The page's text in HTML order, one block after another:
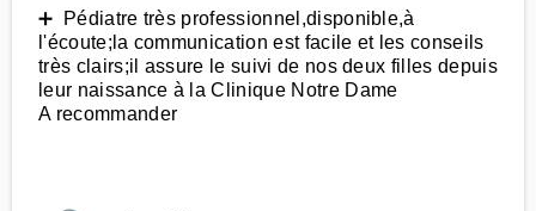
➕ Pédiatre très professionnel,disponible,à
l'écoute;la communication est facile et les conseils
très clairs;il assure le suivi de nos deux filles depuis
leur naissance à la Clinique Notre Dame
A recommander